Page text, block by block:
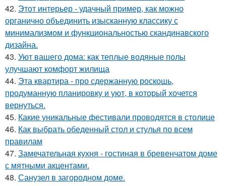
42. Этот интерьер - удачный пример, как можно
органично объединить изысканную классику с
минимализмом и функциональностью скандинавского
дизайна.
43. Уют вашего дома: как теплые водяные полы
улучшают комфорт жилища
44. Эта квартира - про сдержанную роскошь,
продуманную планировку и уют, в который хочется
вернуться.
45. Какие уникальные фестивали проводятся в столице
46. Как выбрать обеденный стол и стулья по всем
правилам
47. Замечательная кухня - гостиная в бревенчатом доме
с мятными акцентами.
48. Санузел в загородном доме.